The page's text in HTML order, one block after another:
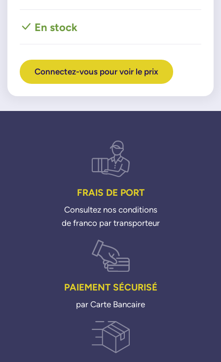
En stock
Connectez-vous pour voir le prix
FRAIS DE PORT
Consultez nos conditions
de franco par transporteur
PAIEMENT SÉCURISÉ
par Carte Bancaire